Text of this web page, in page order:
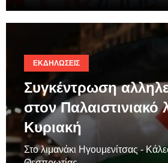
ΕΚΔΗΛΏΣΕΙΣ
Συγκέντρωση
στον Παλαιστινιακό
Κυριακή
Στο λιμανάκι Ηγουμενίτσας -